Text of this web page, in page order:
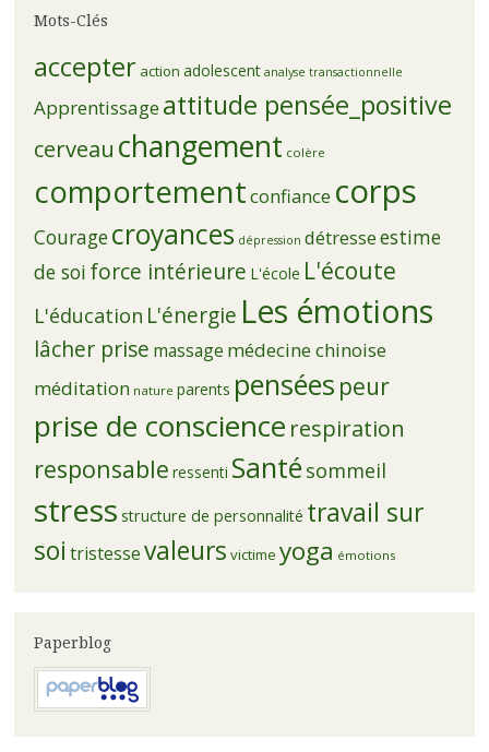
Mots-Clés
accepter action adolescent analyse transactionnelle
Apprentissage attitude pensée_positive
cerveau changement colère
comportementconfiance corps
Couragecroyances dépression détresseestime
de soi force intérieure L'école L'écoute
L'éducation L'énergie Les émotions
lâcher prise massage médecine chinoise
méditation nature parents pensées peur
prise de conscience respiration
responsable ressenti Santésommeil
stress structure de personnalité travail sur
soi tristessevaleurs victime yoga émotions
Paperblog